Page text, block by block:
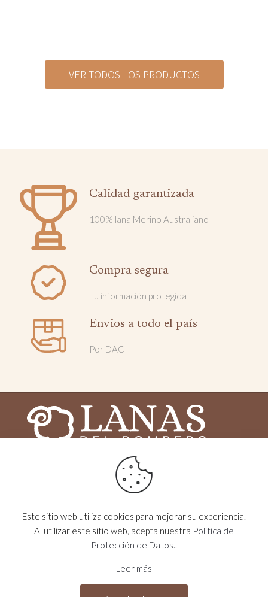
VER TODOS LOS PRODUCTOS
Calidad garantizada
100% lana Merino Australiano
Compra segura
Tu información protegida
Envios a todo el país
Por DAC
2025 © Lanas del Bombero - Todos los derechos
reservados - Desarrollado por
VISITANOS EN lanasdelbombero
CONTACTÁNOS 099 499 304
Este sitio web utiliza cookies para mejorar su experiencia.
Al utilizar este sitio web, acepta nuestra Política de
Protección de Datos..
Leer más